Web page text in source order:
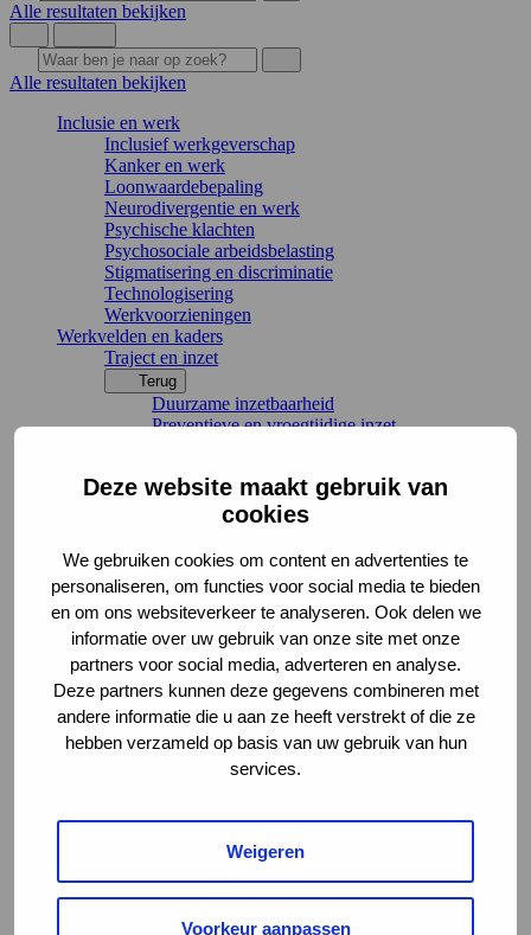
Deze website maakt gebruik van
cookies
We gebruiken cookies om content en advertenties te
personaliseren, om functies voor social media te bieden
en om ons websiteverkeer te analyseren. Ook delen we
informatie over uw gebruik van onze site met onze
partners voor social media, adverteren en analyse.
Deze partners kunnen deze gegevens combineren met
andere informatie die u aan ze heeft verstrekt of die ze
hebben verzameld op basis van uw gebruik van hun
services.
Weigeren
Voorkeur aanpassen
Alle resultaten bekijken
Alle resultaten bekijken
Inclusie en werk
Inclusief werkgeverschap
Kanker en werk
Loonwaardebepaling
Neurodivergentie en werk
Psychische klachten
Psychosociale arbeidsbelasting
Stigmatisering en discriminatie
Technologisering
Werkvoorzieningen
Werkvelden en kaders
Traject en inzet
Terug
Duurzame inzetbaarheid
Preventieve en vroegtijdige inzet
Terug
Arbeidsongeschiktheidsverzekeringen
Letselschade
Sociaal domein en Participatiewet
UWV WERKbedrijf
Wet verbetering poortwachter
Kennis en leren
Richtlijnen en toepassing
Terug
Interactieve tools
Methoden en instrumenten
Voorbeeldcasuïstiek
AKC-onderzoek
Kennisbibliotheek Chronisch Werkt
Webinars
Werkwijs – de podcast van het AKC